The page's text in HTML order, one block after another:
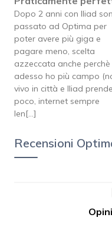
Dopo 2 anni con Iliad
passato ad Optima per
poter avere più giga e
pagare meno, scelta
azzeccata anche perchè
adesso ho più campo
vivo in città e Iliad
poco, internet sempre
len[...]
Recensioni